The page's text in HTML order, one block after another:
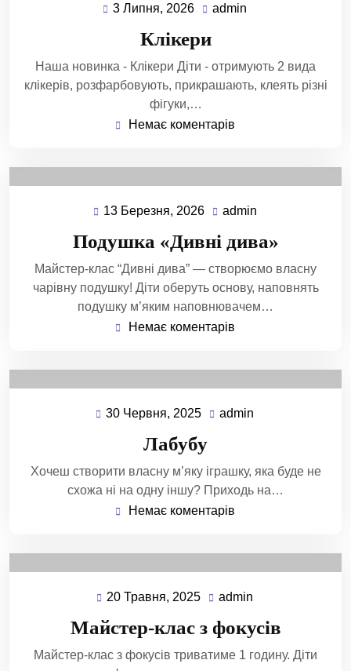
3 Липня, 2026 admin
Клікери
Наша новинка - Клікери Діти - отримують 2 вида
клікерів, розфарбовують, прикрашають, клеять різні
фігуки,…
Немає коментарів
13 Березня, 2026 admin
Подушка «Дивні дива»
Майстер-клас “Дивні дива” — створюємо власну
чарівну подушку! Діти оберуть основу, наповнять
подушку м’яким наповнювачем…
Немає коментарів
30 Червня, 2025 admin
Лабубу
Хочеш створити власну м’яку іграшку, яка буде не
схожа ні на одну іншу? Приходь на…
Немає коментарів
20 Травня, 2025 admin
Майстер-клас з фокусів
Майстер-клас з фокусів триватиме 1 годину. Діти